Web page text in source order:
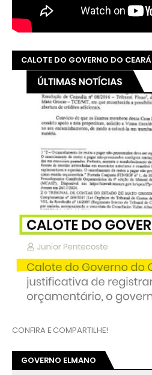
CALOTE DO GOVERNO DO CEARÁ
CONFIRA E COMPARTILHE!
GOVERNO ELMANO